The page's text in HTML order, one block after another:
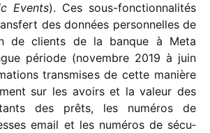
Events). Ces sous-fonc­tion­na­li­tés
des données person­nelles de
de clients de la banque à Meta
période (novembre 2019 à juin
trans­mises de cette manière
sur les avoirs et la valeur des
des prêts, les numé­ros de
email et les numé­ros de sécu­